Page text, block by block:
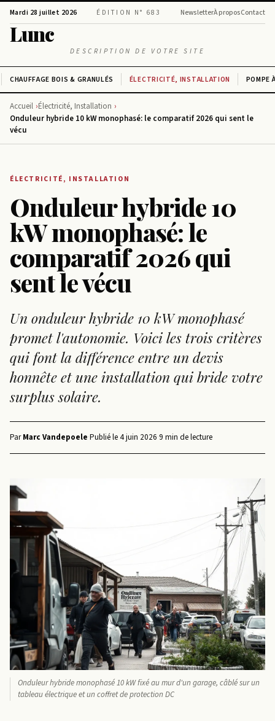
Mardi 28 juillet 2026 ÉDITION N° 683 NewsletterÀ proposContact
Lunc
DESCRIPTION DE VOTRE SITE
CHAUFFAGE BOIS & GRANULÉS ÉLECTRICITÉ, INSTALLATION POMPE
Accueil Électricité, Installation
Onduleur hybride 10 kW monophasé: le comparatif 2026 qui sent le
vécu
ÉLECTRICITÉ, INSTALLATION
Onduleur hybride 10
kW monophasé: le
comparatif 2026 qui
sent le vécu
Un onduleur hybride 10 kW monophasé
promet l'autonomie. Voici les trois critères
qui font la différence entre un devis
honnête et une installation qui bride votre
surplus solaire.
ParMarc Vandepoele·Publié le4 juin 2026·9 min de lecture
Onduleur hybride monophasé 10 kW fixé au mur d'un garage, câblé sur un
tableau électrique et un coffret de protection DC